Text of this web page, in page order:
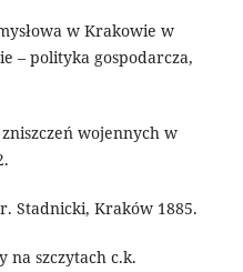
w Krakowie w
– polityka gospodarcza,
wojennych w
Stadnicki, Kraków 1885.
na szczytach c.k.